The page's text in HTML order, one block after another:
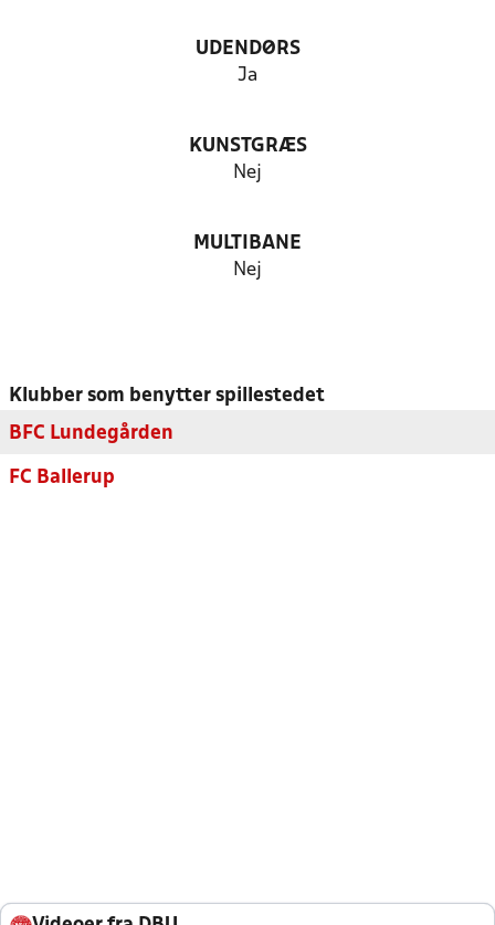
UDENDØRS
Ja
KUNSTGRÆS
Nej
MULTIBANE
Nej
Klubber som benytter spillestedet
BFC Lundegården
FC Ballerup